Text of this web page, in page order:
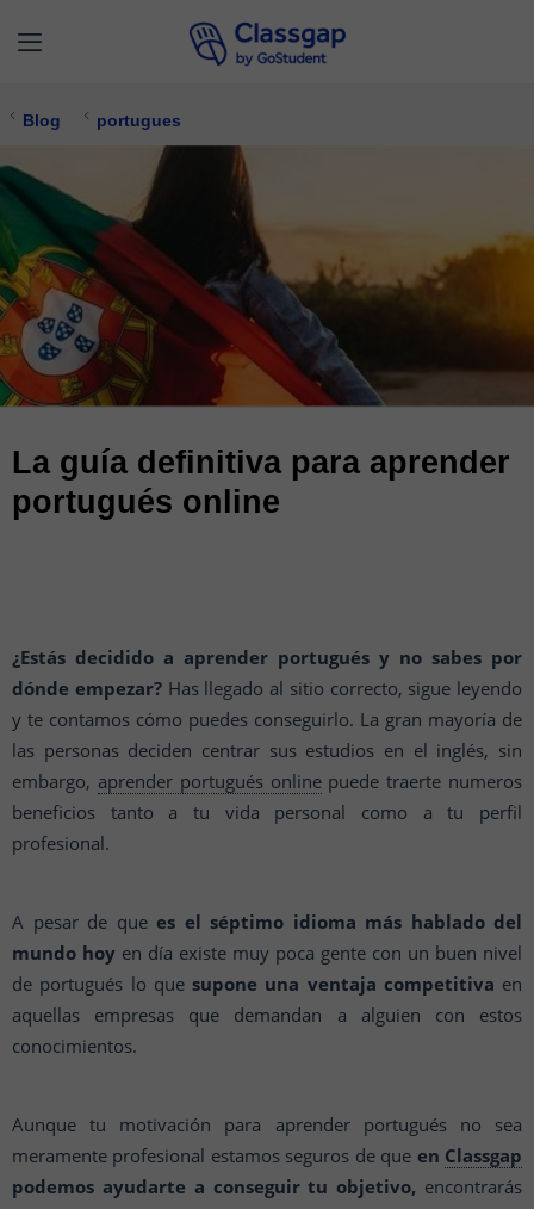
Blog portugues
La guía definitiva para aprender
portugués online
¿Estás decidido a aprender portugués y no sabes por
dónde empezar?Has llegado al sitio correcto, sigue leyendo
y te contamos cómo puedes conseguirlo. La gran mayoría de
las personas deciden centrar sus estudios en el inglés, sin
embargo, aprender portugués onlinepuede traerte numeros
beneficios tanto a tu vida personal como a tu perfil
profesional.
A pesar de que es el séptimo idioma más hablado del
mundo hoy en día existe muy poca gente con un buen nivel
de portugués lo que supone una ventaja competitiva en
aquellas empresas que demandan a alguien con estos
conocimientos.
Aunque tu motivación para aprender portugués no sea
meramente profesional estamos seguros de que en Classgap
podemos ayudarte a conseguir tu objetivo, encontrarás